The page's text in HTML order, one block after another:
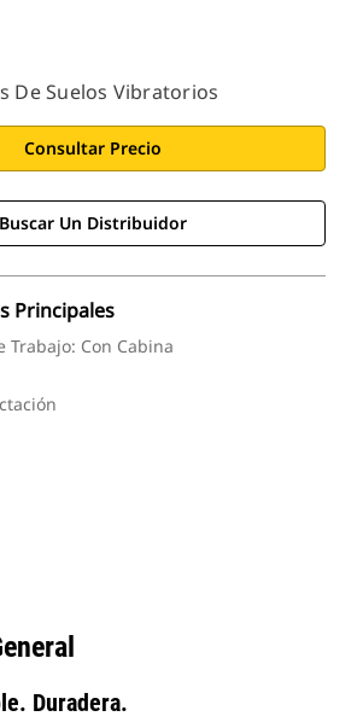
De Suelos Vibratorios
Consultar Precio
Buscar Un Distribuidor
Principales
Trabajo: Con Cabina
Duradera.